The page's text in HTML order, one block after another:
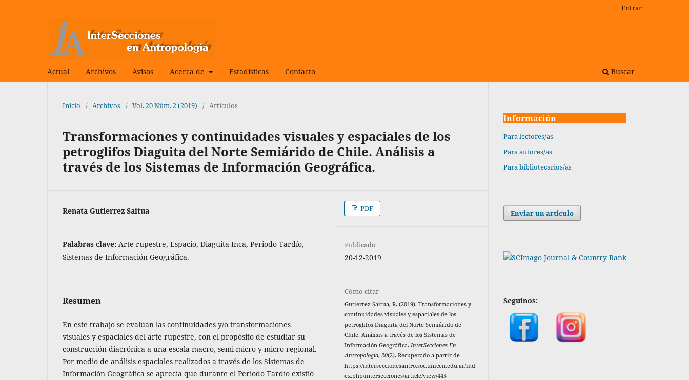
Actual Archivos Avisos Acerca de Estadisticas Contacto Buscar
Entrar
Inicio / Archivos / Vol. 20 Núm. 2 (2019) / Artículos
Transformaciones y continuidades visuales y espaciales de los
petroglifos Diaguita del Norte Semiárido de Chile. Análisis a
través de los Sistemas de Información Geográfica.
Renata Gutierrez Saitua
Palabras clave: Arte rupestre, Espacio, Diaguita-Inca, Periodo Tardío,
Sistemas de Información Geográfica.
Resumen
En este trabajo se evalúan las continuidades y/o transformaciones
visuales y espaciales del arte rupestre, con el propósito de estudiar su
construcción diacrónica a una escala macro, semi-micro y micro regional.
Por medio de análisis espaciales realizados a través de los Sistemas de
Información Geográfica se aprecia que durante el Periodo Tardío existió
PDF
Publicado
20-12-2019
Cómo citar
Gutierrez Saitua, R. (2019). Transformaciones y
continuidades visuales y espaciales de los
petroglifos Diaguita del Norte Semiárido de
Chile. Análisis a través de los Sistemas de
Información Geográfica.InterSecciones En
Antropología,20(2). Recuperado a partir de
https://interseccionesantro.soc.unicen.edu.ar/ind
ex.php/intersecciones/article/view/445
Información
Para lectores/as
Para autores/as
Para bibliotecarios/as
Enviar un artículo
Seguinos: